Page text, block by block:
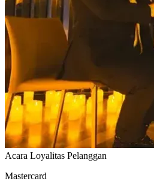
Acara Loyalitas Pelanggan
Mastercard